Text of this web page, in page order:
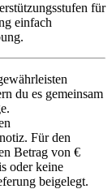
für
einfach
du es gemeinsam
Für den
Betrag von €
oder keine
beigelegt.